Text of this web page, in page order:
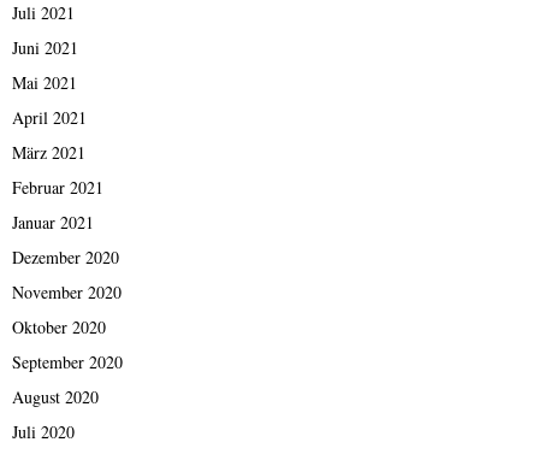
Juli 2021
Juni 2021
Mai 2021
April 2021
März 2021
Februar 2021
Januar 2021
Dezember 2020
November 2020
Oktober 2020
September 2020
August 2020
Juli 2020